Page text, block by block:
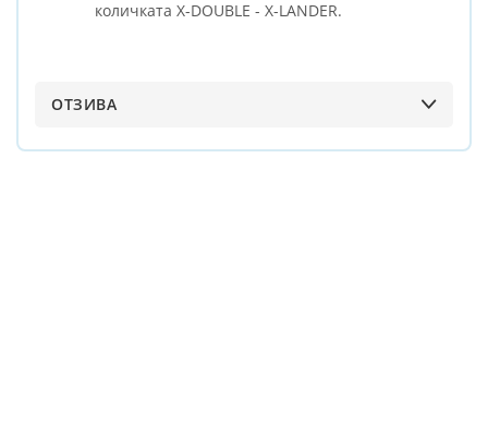
количката X-DOUBLE - X-LANDER.
ОТЗИВА